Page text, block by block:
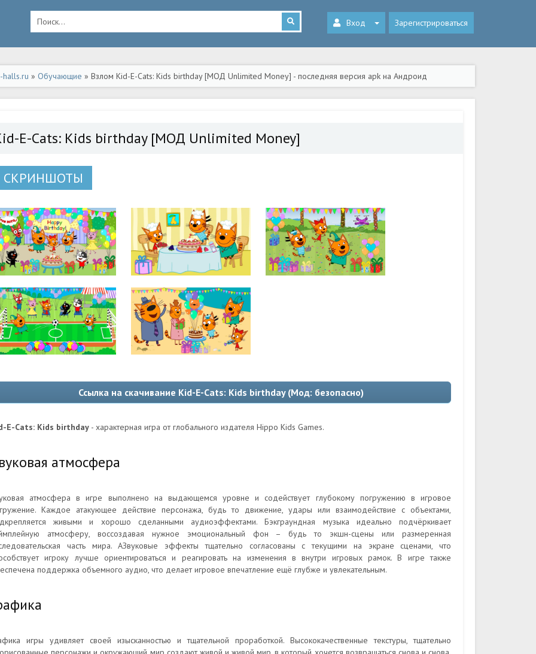
Вход Зарегистрироваться
halls.ru » Обучающие » Взлом Kid-E-Cats: Kids birthday [МОД Unlimited Money] - последняя версия apk на Андроид
E-Cats: Kids birthday [МОД Unlimited Money]
СКРИНШОТЫ
Ссылка на скачивание Kid-E-Cats: Kids birthday (Мод: безопасно)
E-Cats: Kids birthday - характерная игра от глобального издателя Hippo Kids Games.
атмосфера
атмосфера в игре выполнено на выдающемся уровне и содействует глубокому погружению в игровое
Каждое атакующее действие персонажа, будь то движение, удары или взаимодействие с объектами,
живыми и хорошо сделанными аудиоэффектами. Бэкграундная музыка идеально подчёркивает
атмосферу, воссоздавая нужное эмоциональный фон – будь то экшн-сцены или размеренная
часть мира. АЗвуковые эффекты тщательно согласованы с текущими на экране сценами, что
игроку лучше ориентироваться и реагировать на изменения в внутри игровых рамок. В игре также
поддержка объемного аудио, что делает игровое впечатление ещё глубже и увлекательным.
игры удивляет своей изысканностью и тщательной проработкой. Высококачественные текстуры, тщательно